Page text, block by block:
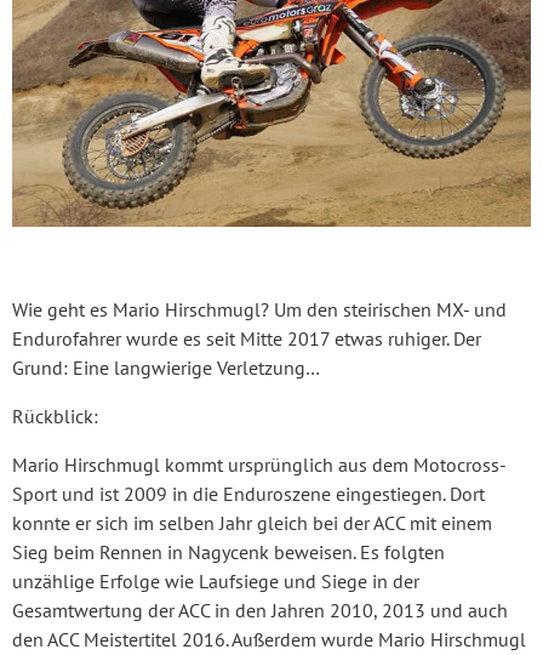
Wie geht es Mario Hirschmugl? Um den steirischen MX- und
Endurofahrer wurde es seit Mitte 2017 etwas ruhiger. Der
Grund: Eine langwierige Verletzung…
Rückblick:
Mario Hirschmugl kommt ursprünglich aus dem Motocross-
Sport und ist 2009 in die Enduroszene eingestiegen. Dort
konnte er sich im selben Jahr gleich bei der ACC mit einem
Sieg beim Rennen in Nagycenk beweisen. Es folgten
unzählige Erfolge wie Laufsiege und Siege in der
Gesamtwertung der ACC in den Jahren 2010, 2013 und auch
den ACC Meistertitel 2016. Außerdem wurde Mario Hirschmugl